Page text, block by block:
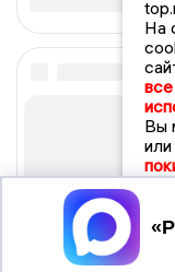
На
Вы
или